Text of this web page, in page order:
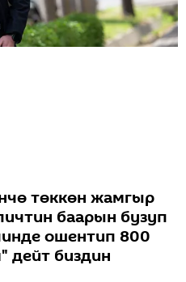
төккөн жамгыр
баарын бузуп
ошентип 800
дейт биздин